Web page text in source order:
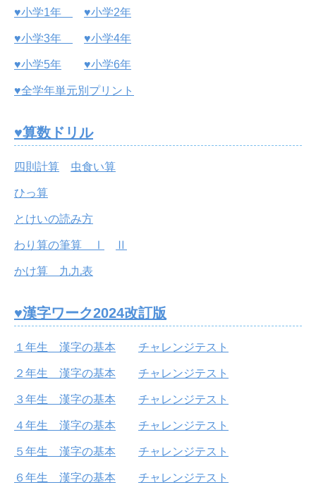
♥小学1年 ♥小学2年
♥小学3年 ♥小学4年
♥小学5年 ♥小学6年
♥全学年単元別プリント
♥算数ドリル
四則計算 虫食い算
ひっ算
とけいの読み方
わり算の筆算 Ⅰ Ⅱ
かけ算 九九表
♥漢字ワーク2024改訂版
１年生 漢字の基本 チャレンジテスト
２年生 漢字の基本 チャレンジテスト
３年生 漢字の基本 チャレンジテスト
４年生 漢字の基本 チャレンジテスト
５年生 漢字の基本 チャレンジテスト
６年生 漢字の基本 チャレンジテスト